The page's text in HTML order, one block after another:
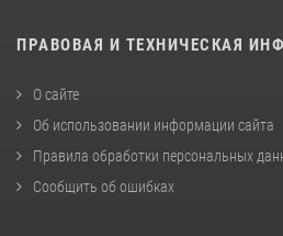
ПРАВОВАЯ И ТЕХНИЧЕСКАЯ
О сайте
Об использовании информации сайта
Правила обработки персональных
Сообщить об ошибках